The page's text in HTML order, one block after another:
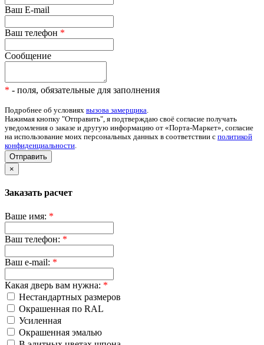
Ваш E-mail
Ваш телефон *
Сообщение
* - поля, обязательные для заполнения
Подробнее об условиях вызова замерщика.
Нажимая кнопку "Отправить", я подтверждаю своё согласие получать
уведомления о заказе и другую информацию от «Порта-Маркет», согласие
на использование моих персональных данных в соответствии с политикой
конфиденциальности.
Отправить
×
Заказать расчет
Ваше имя: *
Ваш телефон: *
Ваш e-mail: *
Какая дверь вам нужна: *
Нестандартных размеров
Окрашенная по RAL
Усиленная
Окрашенная эмалью